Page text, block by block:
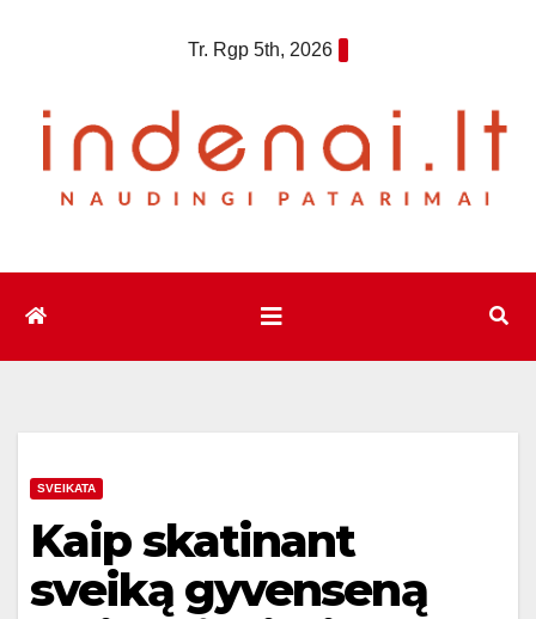
Tr. Rgp 5th, 2026
SVEIKATA
Kaip skatinant
sveiką gyvenseną